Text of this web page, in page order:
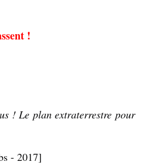
!
! Le plan extraterrestre pour
- 2017]